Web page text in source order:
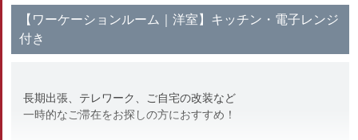
【ワーケーションルーム｜洋室】キッチン・電子レンジ
付き
長期出張、テレワーク、ご自宅の改装など
一時的なご滞在をお探しの方におすすめ！